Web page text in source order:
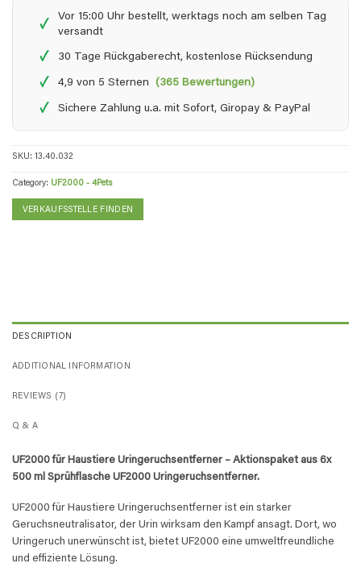
✓
Vor 15:00 Uhr bestellt, werktags noch am selben Tag
versandt
✓ 30 Tage Rückgaberecht, kostenlose Rücksendung
✓ 4,9 von 5 Sternen(365 Bewertungen)
✓ Sichere Zahlung u.a. mit Sofort, Giropay & PayPal
SKU: 13.40.032
Category: UF2000 - 4Pets
VERKAUFSSTELLE FINDEN
DESCRIPTION
ADDITIONAL INFORMATION
REVIEWS (7)
Q & A
UF2000 für Haustiere Uringeruchsentferner​ – Aktionspaket aus 6x
500 ml Sprühflasche UF2000 Uringeruchsentferner.
UF2000 für Haustiere Uringeruchsentferner ist ein starker
Geruchsneutralisator, der Urin wirksam den Kampf ansagt. Dort, wo
Uringeruch unerwünscht ist, bietet UF2000 eine umweltfreundliche
und effiziente Lösung.